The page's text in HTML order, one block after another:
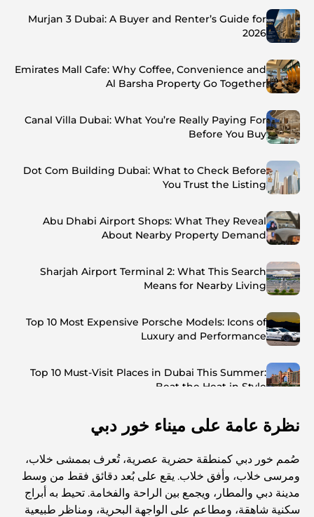
Murjan 3 Dubai: A Buyer and Renter’s Guide for
2026
Emirates Mall Cafe: Why Coffee, Convenience and
Al Barsha Property Go Together
Canal Villa Dubai: What You’re Really Paying For
Before You Buy
Dot Com Building Dubai: What to Check Before
You Trust the Listing
Abu Dhabi Airport Shops: What They Reveal
About Nearby Property Demand
Sharjah Airport Terminal 2: What This Search
Means for Nearby Living
Top 10 Most Expensive Porsche Models: Icons of
Luxury and Performance
Top 10 Must-Visit Places in Dubai This Summer:
Beat the Heat in Style
Top 7 Busiest Airports in the World: Hub of Global
Abu Dhabi vs Dubai: A Practical Comparison for
Investors and Residents
نظرة عامة على ميناء خور دبي
صُمم خور دبي كمنطقة حضرية عصرية، تُعرف بممشى خلاب،
ومرسى خلاب، وأفق خلاب. يقع على بُعد دقائق فقط من وسط
مدينة دبي والمطار، ويجمع بين الراحة والفخامة. تحيط به أبراج
سكنية شاهقة، ومطاعم على الواجهة البحرية، ومناظر طبيعية